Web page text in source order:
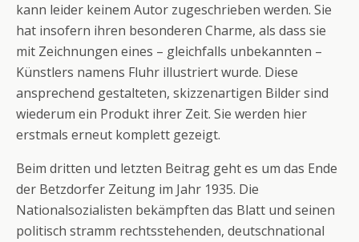
kann leider keinem Autor zugeschrieben werden. Sie
hat insofern ihren besonderen Charme, als dass sie
mit Zeichnungen eines – gleichfalls unbekannten –
Künstlers namens Fluhr illustriert wurde. Diese
ansprechend gestalteten, skizzenartigen Bilder sind
wiederum ein Produkt ihrer Zeit. Sie werden hier
erstmals erneut komplett gezeigt.
Beim dritten und letzten Beitrag geht es um das Ende
der Betzdorfer Zeitung im Jahr 1935. Die
Nationalsozialisten bekämpften das Blatt und seinen
politisch stramm rechtsstehenden, deutschnational